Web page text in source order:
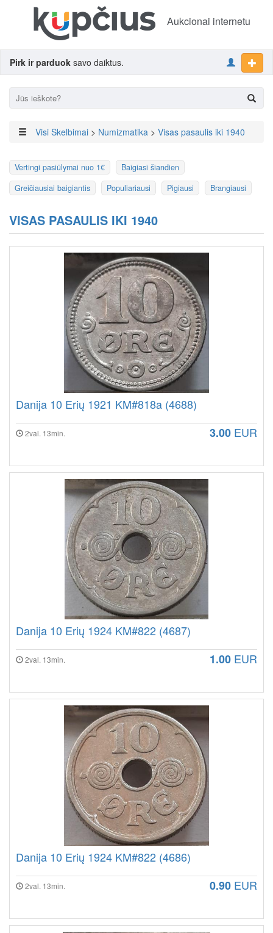
Aukcionai internetu
Pirk ir parduok savo daiktus.
Visi Skelbimai > Numizmatika > Visas pasaulis iki 1940
Vertingi pasiūlymai nuo 1€
Baigiasi šiandien
Greičiausiai baigiantis
Populiariausi Pigiausi Brangiausi
VISAS PASAULIS IKI 1940
Danija 10 Erių 1921 KM#818a (4688)
2val. 13min. 3.00 EUR
Danija 10 Erių 1924 KM#822 (4687)
2val. 13min. 1.00 EUR
Danija 10 Erių 1924 KM#822 (4686)
2val. 13min. 0.90 EUR